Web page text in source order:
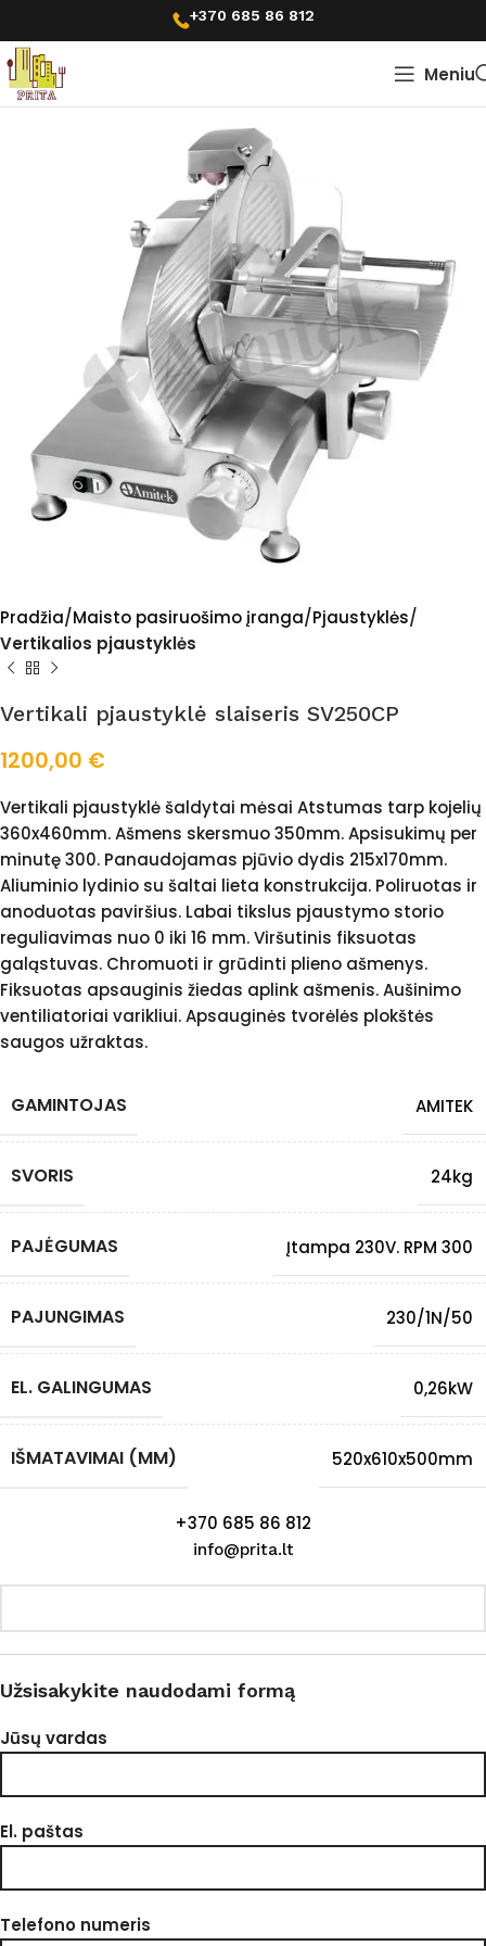
+370 685 86 812
Meniu
Pradžia Maisto pasiruošimo įranga Pjaustyklės
Vertikalios pjaustyklės
Vertikali pjaustyklė slaiseris SV250CP
1200,00 €
Vertikali pjaustyklė šaldytai mėsai Atstumas tarp kojelių
360x460mm. Ašmens skersmuo 350mm. Apsisukimų per
minutę 300. Panaudojamas pjūvio dydis 215x170mm.
Aliuminio lydinio su šaltai lieta konstrukcija. Poliruotas ir
anoduotas paviršius. Labai tikslus pjaustymo storio
reguliavimas nuo 0 iki 16 mm. Viršutinis fiksuotas
galąstuvas. Chromuoti ir grūdinti plieno ašmenys.
Fiksuotas apsauginis žiedas aplink ašmenis. Aušinimo
ventiliatoriai varikliui. Apsauginės tvorėlės plokštės
saugos užraktas.
GAMINTOJAS AMITEK
SVORIS 24kg
PAJĖGUMAS Įtampa 230V. RPM 300
PAJUNGIMAS 230/1N/50
EL. GALINGUMAS 0,26kW
IŠMATAVIMAI (MM) 520x610x500mm
+370 685 86 812
info@prita.lt
Užsisakykite naudodami formą
Jūsų vardas
El. paštas
Telefono numeris